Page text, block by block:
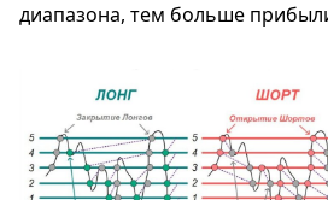
диапазона, тем больше